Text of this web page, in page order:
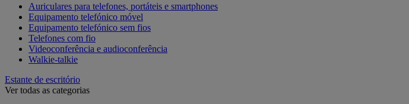
Auriculares para telefones, portáteis e smartphones
Equipamento telefónico móvel
Equipamento telefónico sem fios
Telefones com fio
Videoconferência e audioconferência
Walkie-talkie
Estante de escritório
Ver todas as categorias